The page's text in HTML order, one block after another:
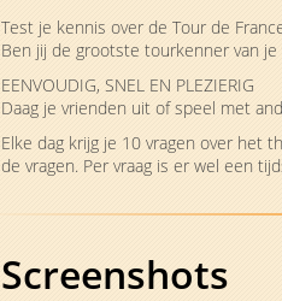
Test je kennis over de Tour de
Ben jij de grootste tourkenner van je
EENVOUDIG, SNEL EN PLEZIERIG
Daag je vrienden uit of speel met
Elke dag krijg je 10 vragen over het
de vragen. Per vraag is er wel een
Screenshots